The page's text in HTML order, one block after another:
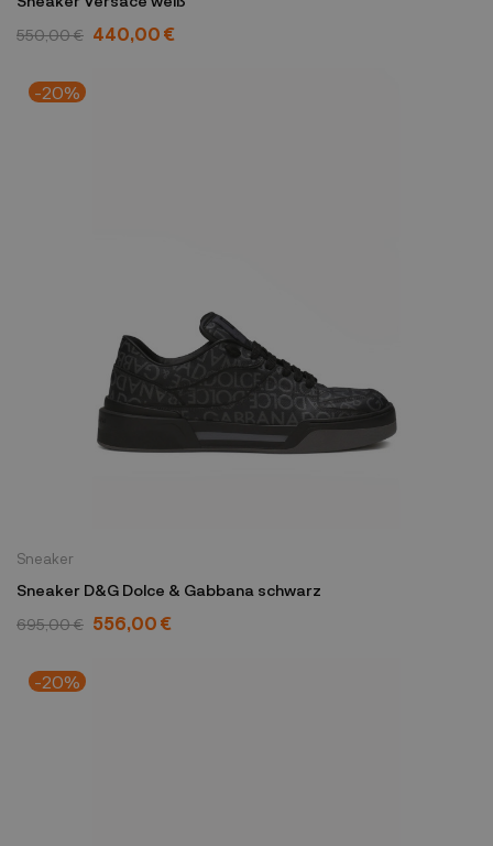
550,00 € 440,00 €
-20%
Sneaker
Sneaker D&G Dolce & Gabbana schwarz
695,00 € 556,00 €
-20%